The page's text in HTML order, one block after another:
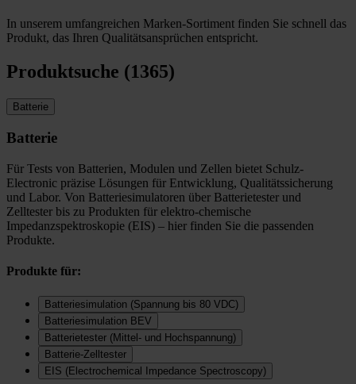
In unserem umfangreichen Marken-Sortiment finden Sie schnell das
Produkt, das Ihren Qualitätsansprüchen entspricht.
Produktsuche (1365)
Batterie
Batterie
Für Tests von Batterien, Modulen und Zellen bietet Schulz-
Electronic präzise Lösungen für Entwicklung, Qualitätssicherung
und Labor. Von Batteriesimulatoren über Batterietester und
Zelltester bis zu Produkten für elektro-chemische
Impedanzspektroskopie (EIS) – hier finden Sie die passenden
Produkte.
Produkte für:
Batteriesimulation (Spannung bis 80 VDC)
Batteriesimulation BEV
Batterietester (Mittel- und Hochspannung)
Batterie-Zelltester
EIS (Electrochemical Impedance Spectroscopy)